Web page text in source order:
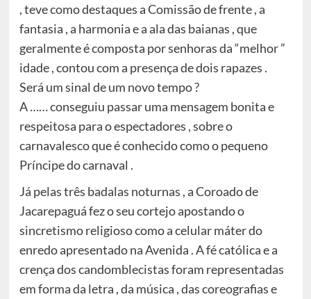
, teve como destaques a Comissão de frente , a
fantasia , a harmonia e a ala das baianas , que
geralmente é composta por senhoras da “melhor ”
idade , contou com a presença de dois rapazes .
Será um sinal de um novo tempo ?
A …… conseguiu passar uma mensagem bonita e
respeitosa para o espectadores , sobre o
carnavalesco que é conhecido como o pequeno
Príncipe do carnaval .
Já pelas três badalas noturnas , a Coroado de
Jacarepaguá fez o seu cortejo apostando o
sincretismo religioso como a celular máter do
enredo apresentado na Avenida . A fé católica e a
crença dos candomblecistas foram representadas
em forma da letra , da música , das coreografias e